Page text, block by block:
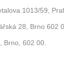
1013/59,
28, Brno 602
Brno, 602 00.